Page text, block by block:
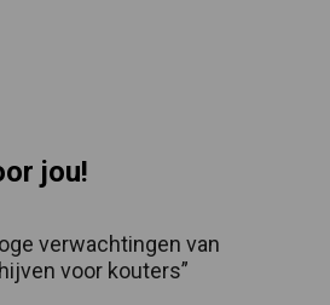
jou!
verwachtingen van
voor kouters”